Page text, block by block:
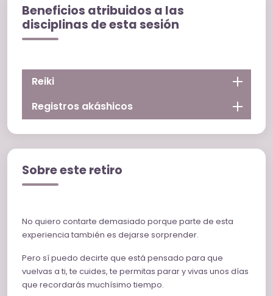
Beneficios atribuidos a las
disciplinas de esta sesión
Reiki
Registros akáshicos
Sobre este retiro
No quiero contarte demasiado porque parte de esta
experiencia también es dejarse sorprender.
Pero sí puedo decirte que está pensado para que
vuelvas a ti, te cuides, te permitas parar y vivas unos días
que recordarás muchísimo tiempo.